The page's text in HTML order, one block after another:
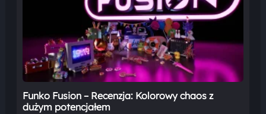
Funko Fusion – Recenzja: Kolorowy chaos z
dużym potencjałem